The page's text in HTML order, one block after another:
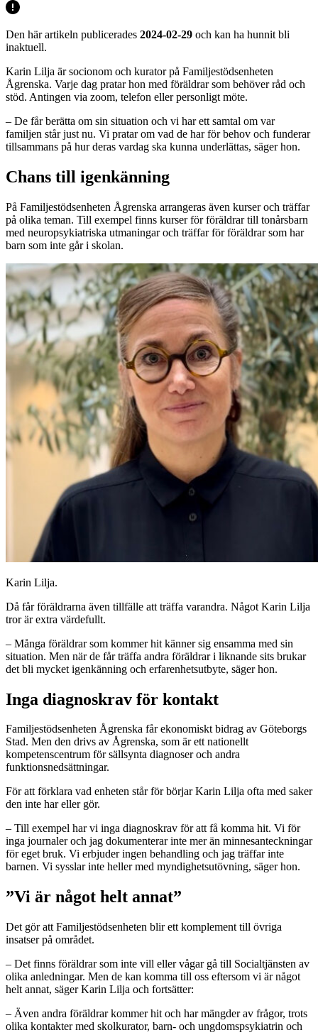
Den här artikeln publicerades 2024-02-29 och kan ha hunnit bli
inaktuell.
Karin Lilja är socionom och kurator på Familjestödsenheten
Ågrenska. Varje dag pratar hon med föräldrar som behöver råd och
stöd. Antingen via zoom, telefon eller personligt möte.
– De får berätta om sin situation och vi har ett samtal om var
familjen står just nu. Vi pratar om vad de har för behov och funderar
tillsammans på hur deras vardag ska kunna underlättas, säger hon.
Chans till igenkänning
På Familjestödsenheten Ågrenska arrangeras även kurser och träffar
på olika teman. Till exempel finns kurser för föräldrar till tonårsbarn
med neuropsykiatriska utmaningar och träffar för föräldrar som har
barn som inte går i skolan.
Karin Lilja.
Då får föräldrarna även tillfälle att träffa varandra. Något Karin Lilja
tror är extra värdefullt.
– Många föräldrar som kommer hit känner sig ensamma med sin
situation. Men när de får träffa andra föräldrar i liknande sits brukar
det bli mycket igenkänning och erfarenhetsutbyte, säger hon.
Inga diagnoskrav för kontakt
Familjestödsenheten Ågrenska får ekonomiskt bidrag av Göteborgs
Stad. Men den drivs av Ågrenska, som är ett nationellt
kompetenscentrum för sällsynta diagnoser och andra
funktionsnedsättningar.
För att förklara vad enheten står för börjar Karin Lilja ofta med saker
den inte har eller gör.
– Till exempel har vi inga diagnoskrav för att få komma hit. Vi för
inga journaler och jag dokumenterar inte mer än minnesanteckningar
för eget bruk. Vi erbjuder ingen behandling och jag träffar inte
barnen. Vi sysslar inte heller med myndighetsutövning, säger hon.
”Vi är något helt annat”
Det gör att Familjestödsenheten blir ett komplement till övriga
insatser på området.
– Det finns föräldrar som inte vill eller vågar gå till Socialtjänsten av
olika anledningar. Men de kan komma till oss eftersom vi är något
helt annat, säger Karin Lilja och fortsätter:
– Även andra föräldrar kommer hit och har mängder av frågor, trots
olika kontakter med skolkurator, barn- och ungdomspsykiatrin och